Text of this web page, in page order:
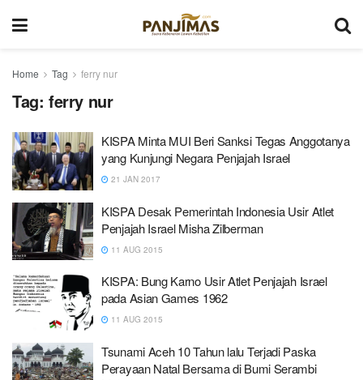
Home Tag ferry nur
Tag: ferry nur
KISPA Minta MUI Beri Sanksi Tegas Anggotanya
yang Kunjungi Negara Penjajah Israel
21 JAN 2017
KISPA Desak Pemerintah Indonesia Usir Atlet
Penjajah Israel Misha Zilberman
11 AUG 2015
KISPA: Bung Karno Usir Atlet Penjajah Israel
pada Asian Games 1962
11 AUG 2015
Tsunami Aceh 10 Tahun lalu Terjadi Paska
Perayaan Natal Bersama di Bumi Serambi